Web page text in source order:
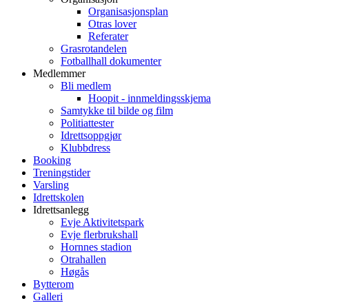
Organisasjonsplan
Otras lover
Referater
Grasrotandelen
Fotballhall dokumenter
Medlemmer
Bli medlem
Hoopit - innmeldingsskjema
Samtykke til bilde og film
Politiattester
Idrettsoppgjør
Klubbdress
Booking
Treningstider
Varsling
Idrettskolen
Idrettsanlegg
Evje Aktivitetspark
Evje flerbrukshall
Hornnes stadion
Otrahallen
Høgås
Bytterom
Galleri